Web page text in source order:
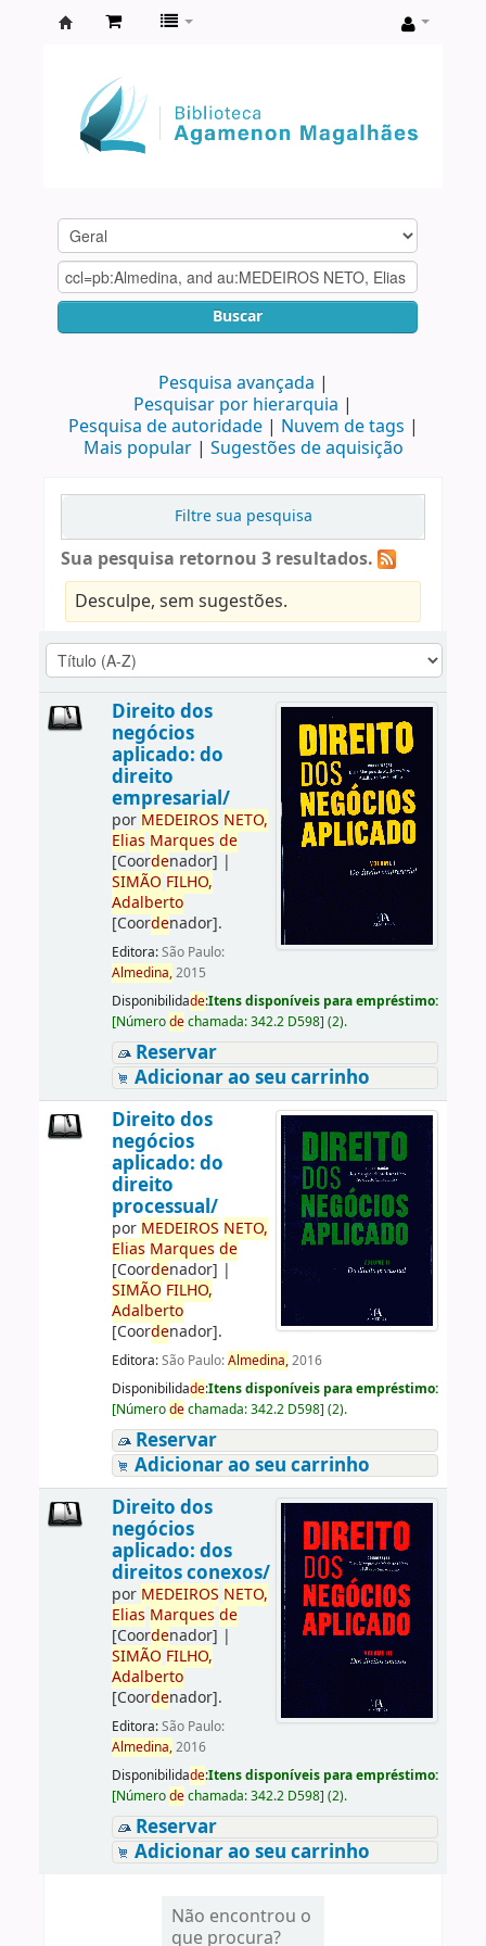
Agamenon
Magalhães
Buscar
Pesquisa avançada
Pesquisar por hierarquia
Pesquisa de autoridade
Nuvem de tags
Mais popular
Sugestões de aquisição
Filtre sua pesquisa
Sua pesquisa retornou 3 resultados.
Desculpe, sem sugestões.
Direito dos
negócios
aplicado: do
direito
empresarial/
por MEDEIROS NETO,
Elias Marques de
[Coordenador] |
SIMÃO FILHO,
Adalberto
[Coordenador].
Editora:São Paulo:
Almedina,2015
Disponibilidade:Itens disponíveis para empréstimo:
[Númerodechamada:342.2 D598] (2).
Reservar
Adicionar ao seu carrinho
Direito dos
negócios
aplicado: do
direito
processual/
por MEDEIROS NETO,
Elias Marques de
[Coordenador] |
SIMÃO FILHO,
Adalberto
[Coordenador].
Editora:São Paulo:Almedina,2016
Disponibilidade:Itens disponíveis para empréstimo:
[Númerodechamada:342.2 D598] (2).
Reservar
Adicionar ao seu carrinho
Direito dos
negócios
aplicado: dos
direitos conexos/
por MEDEIROS NETO,
Elias Marques de
[Coordenador] |
SIMÃO FILHO,
Adalberto
[Coordenador].
Editora:São Paulo:
Almedina,2016
Disponibilidade:Itens disponíveis para empréstimo:
[Númerodechamada:342.2 D598] (2).
Reservar
Adicionar ao seu carrinho
Não encontrou o
que procura?